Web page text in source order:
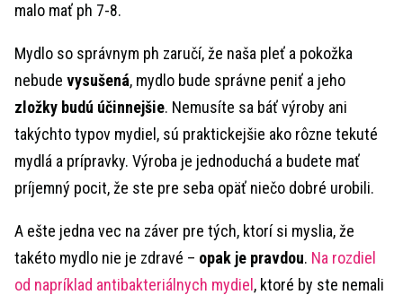
malo mať ph 7-8.
Mydlo so správnym ph zaručí, že naša pleť a pokožka
nebude vysušená, mydlo bude správne peniť a jeho
zložky budú účinnejšie. Nemusíte sa báť výroby ani
takýchto typov mydiel, sú praktickejšie ako rôzne tekuté
mydlá a prípravky. Výroba je jednoduchá a budete mať
príjemný pocit, že ste pre seba opäť niečo dobré urobili.
A ešte jedna vec na záver pre tých, ktorí si myslia, že
takéto mydlo nie je zdravé – opak je pravdou. Na rozdiel
od napríklad antibakteriálnych mydiel , ktoré by ste nemali